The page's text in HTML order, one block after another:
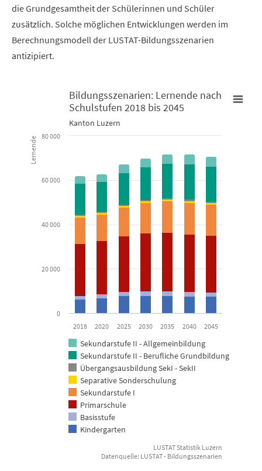
die Grundgesamtheit der Schülerinnen und Schüler
zusätzlich. Solche möglichen Entwicklungen werden im
Berechnungsmodell der LUSTAT-Bildungsszenarien
antizipiert.
Bildungsszenarien: Lernende nach Schulstufen 2018 bis 2045
Bar chart with 8 data series.
Kanton Luzern
The chart has 1 X axis displaying categories.
The chart has 1 Y axis displaying Lernende. Data ranges from
Lernende
Bildungsszenarien: Lernende nach
Schulstufen 2018 bis 2045
Kanton Luzern
Sekundarstufe II - Allgemeinbildung
Sekundarstufe II - Berufliche Grundbildung
Übergangsausbildung SekI - SekII
Separative Sonderschulung
Sekundarstufe I
Primarschule
Basisstufe
Kindergarten
2018 2020 2025 2030 2035 2040 2045
0
20 000
40 000
60 000
80 000
LUSTAT Statistik Luzern
Datenquelle: LUSTAT - Bildungsszenarien